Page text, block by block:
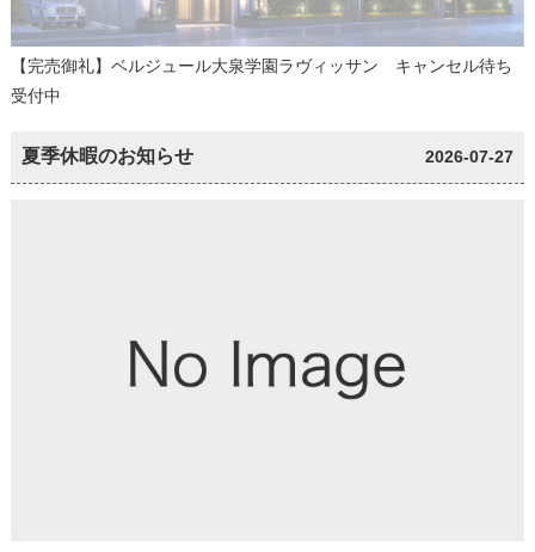
【完売御礼】ベルジュール大泉学園ラヴィッサン キャンセル待ち
受付中
夏季休暇のお知らせ 2026-07-27